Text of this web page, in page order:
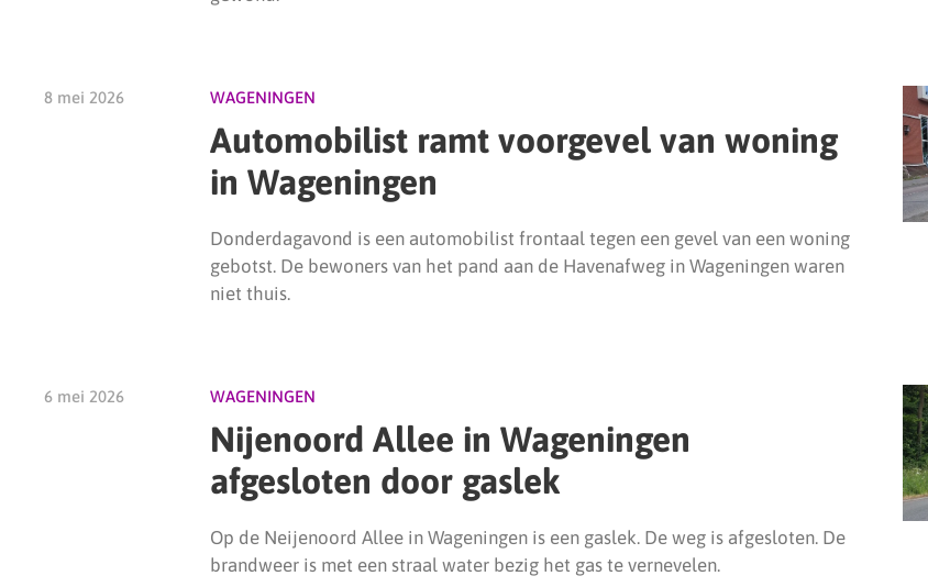
8 mei 2026 WAGENINGEN
Automobilist ramt voorgevel van woning
in Wageningen
Donderdagavond is een automobilist frontaal tegen een gevel van een woning
gebotst. De bewoners van het pand aan de Havenafweg in Wageningen waren
niet thuis.
6 mei 2026 WAGENINGEN
Nijenoord Allee in Wageningen
afgesloten door gaslek
Op de Neijenoord Allee in Wageningen is een gaslek. De weg is afgesloten. De
brandweer is met een straal water bezig het gas te vernevelen.